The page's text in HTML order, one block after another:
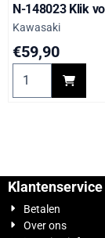
N-148023 Klik
Merk:
Kawasaki
Prijs: 59,90
€59,90
Aantal kiezen
Klantenservice
Betalen
Over ons